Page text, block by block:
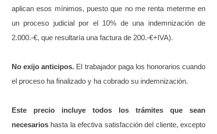
aplican esos mínimos, puesto que no me renta meterme en
un proceso judicial por el 10% de una indemnización de
2.000.-€, que resultaría una factura de 200.-€+IVA).
No exijo anticipos. El trabajador paga los honorarios cuando
el proceso ha finalizado y ha cobrado su indemnización.
Este precio incluye todos los trámites que sean
necesarios hasta la efectiva satisfacción del cliente, excepto